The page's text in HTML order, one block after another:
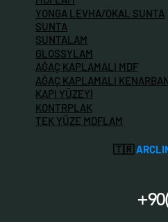
YONGA LEVHA/OKAL SUNTA
SUNTA
SUNTALAM
GLOSSYLAM
AĞAÇ KAPLAMALI MDF
AĞAÇ KAPLAMALI
KAPI YÜZEYİ
KONTRPLAK
TEK YÜZE MDFLAM
🇹🇷